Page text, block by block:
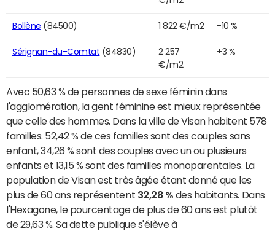
Bollène (84500) 1 822 €/m2 -10 %
Sérignan-du-Comtat (84830)
2 257
€/m2
+3 %
Avec 50,63 % de personnes de sexe féminin dans
l'agglomération, la gent féminine est mieux représentée
que celle des hommes. Dans la ville de Visan habitent 578
familles. 52,42 % de ces familles sont des couples sans
enfant, 34,26 % sont des couples avec un ou plusieurs
enfants et 13,15 % sont des familles monoparentales. La
population de Visan est très âgée étant donné que les
plus de 60 ans représentent 32,28 % des habitants. Dans
l'Hexagone, le pourcentage de plus de 60 ans est plutôt
de 29,63 %. Sa dette publique s'élève à